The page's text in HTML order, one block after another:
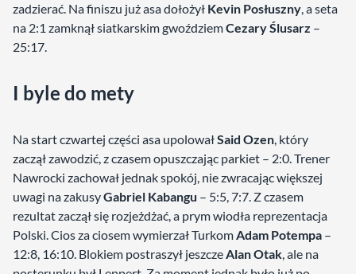
zadzierać. Na finiszu już asa dołożył Kevin Posłuszny, a seta
na 2:1 zamknął siatkarskim gwoździemCezary Ślusarz –
25:17.
I byle do mety
Na start czwartej części asa upolowałSaid Ozen, który
zaczął zawodzić, z czasem opuszczając parkiet – 2:0. Trener
Nawrocki zachował jednak spokój, nie zwracając większej
uwagi na zakusyGabriel Kabangu – 5:5, 7:7. Z czasem
rezultat zaczął się rozjeżdżać, a prym wiodła reprezentacja
Polski. Cios za ciosem wymierzał TurkomAdam Potempa –
12:8, 16:10. Blokiem postraszył jeszczeAlan Otak, ale na